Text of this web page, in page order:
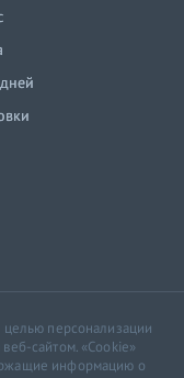
целью персонализации
сайтом. «Cookie»
информацию о